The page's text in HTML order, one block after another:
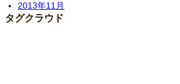
2013年11月
タグクラウド